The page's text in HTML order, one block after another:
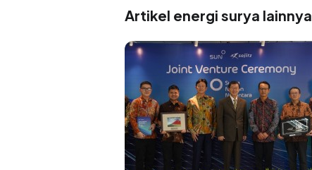
Artikel energi surya lainnya